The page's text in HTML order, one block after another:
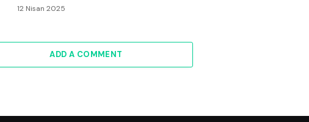
12 Nisan 2025
ADD A COMMENT